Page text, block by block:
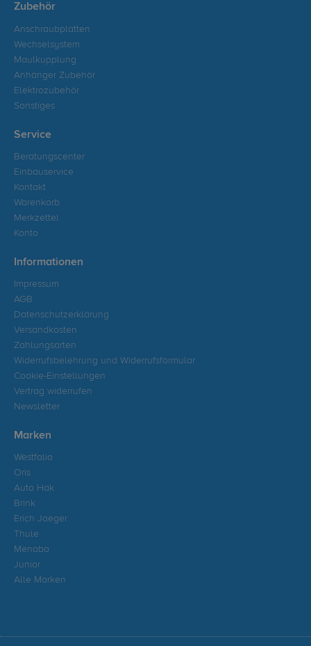
Zubehör
Anschraubplatten
Wechselsystem
Maulkupplung
Anhänger Zubehör
Elektrozubehör
Sonstiges
Service
Beratungscenter
Einbauservice
Kontakt
Warenkorb
Merkzettel
Konto
Informationen
Impressum
AGB
Datenschutzerklärung
Versandkosten
Zahlungsarten
Widerrufsbelehrung und Widerrufsformular
Cookie-Einstellungen
Vertrag widerrufen
Newsletter
Marken
Westfalia
Oris
Auto Hak
Brink
Erich Jaeger
Thule
Menabo
Junior
Alle Marken